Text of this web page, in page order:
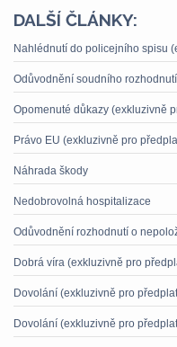
DALŠÍ ČLÁNKY:
Nahlédnutí do policejního spisu
Odůvodnění soudního
Opomenuté důkazy (exkluzivně
Právo EU (exkluzivně pro
Náhrada škody
Nedobrovolná hospitalizace
Odůvodnění rozhodnutí o
Dobrá víra (exkluzivně pro
Dovolání (exkluzivně pro
Dovolání (exkluzivně pro